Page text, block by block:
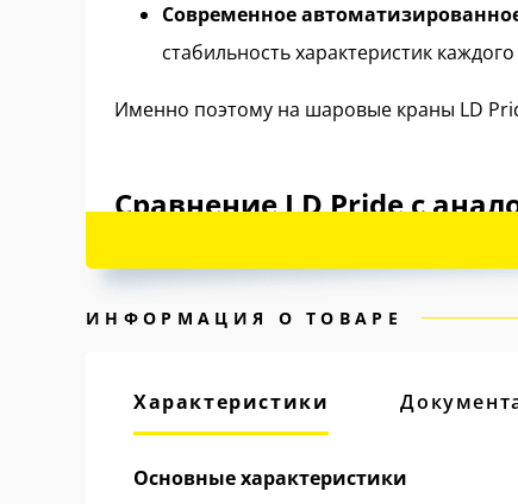
Современное
стабильность характеристик
Именно поэтому на шаровые краны LD
Сравнение LD Pride с
ИНФОРМАЦИЯ О ТОВАРЕ
Характеристики
Основные характеристики